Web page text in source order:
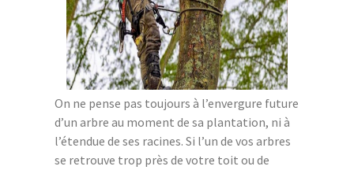
On ne pense pas toujours à l’envergure future
d’un arbre au moment de sa plantation, ni à
l’étendue de ses racines. Si l’un de vos arbres
se retrouve trop près de votre toit ou de